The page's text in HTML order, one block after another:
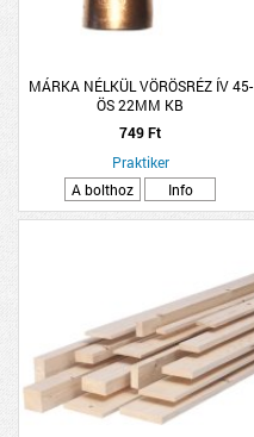
MÁRKA NÉLKÜL VÖRÖSRÉZ ÍV 45-
ÖS 22MM KB
749 Ft
Praktiker
A bolthoz
Info